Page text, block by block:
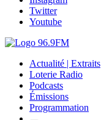
Twitter
Youtube
Actualité | Extraits
Loterie Radio
Podcasts
Émissions
Programmation